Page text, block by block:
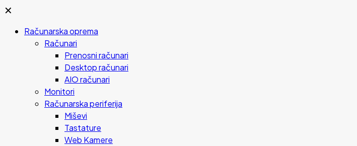
✕
Računarska oprema
Računari
Prenosni računari
Desktop računari
AIO računari
Monitori
Računarska periferija
Miševi
Tastature
Web Kamere